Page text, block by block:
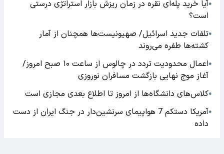
●آیا خرید پله‌ای نقره در زمان ریزش بازار استراتژی درستی
است؟
●تلفات جدید اسرائیل/ صهیونیست‌ها همچنان از آمار
کشته‌ها طفره می‌روند
●
اعمال محدودیت تردد در چالوس از ساعت ۱۰ صبح امروز/
آغاز موج نهایی بازگشت مسافران نوروزی
●کلاس‌های دانشگاه‌ها از امروز تا اطلاع بعدی مجازی است
●
آمریکا دستکم 7 هواپیمای سرنشین‌دار در جنگ ایران از دست
داده